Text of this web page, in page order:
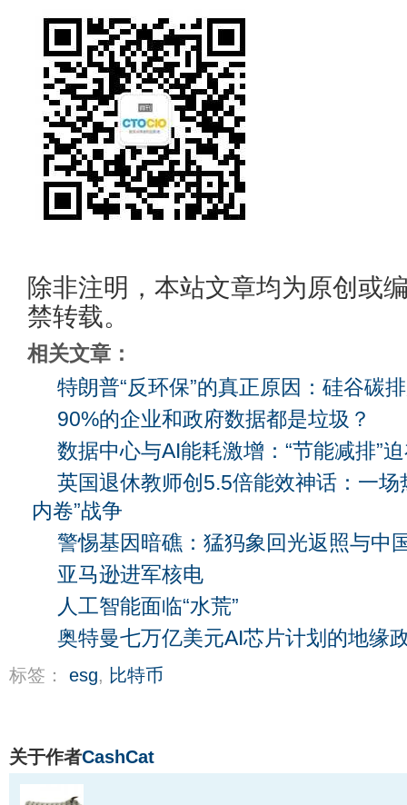
除非注明，本站文章均为原创或
禁转载。
相关文章：
特朗普“反环保”的真正原因：硅谷碳
90%的企业和政府数据都是垃圾？
数据中心与AI能耗激增：“节能减排”
英国退休教师创5.5倍能效神话：一场
内卷”战争
警惕基因暗礁：猛犸象回光返照与中
亚马逊进军核电
人工智能面临“水荒”
奥特曼七万亿美元AI芯片计划的地缘
标签： esg, 比特币
关于作者CashCat